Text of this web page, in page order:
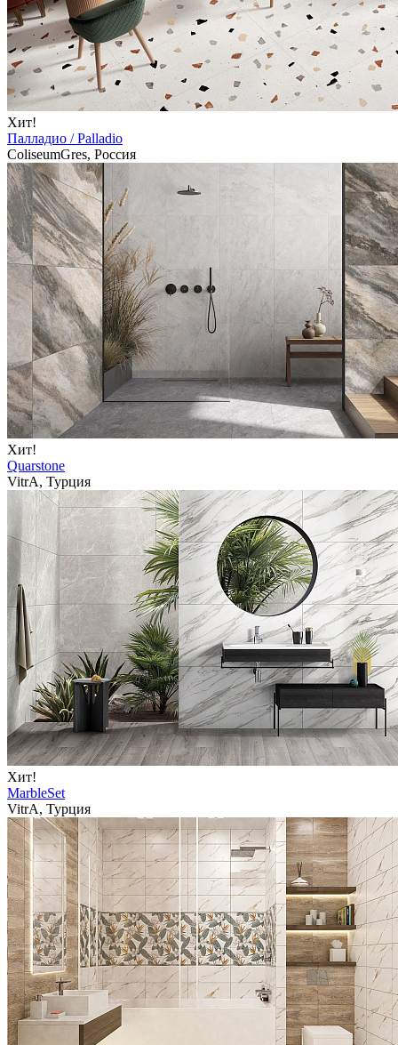
Хит!
Палладио / Palladio
ColiseumGres, Россия
Хит!
Quarstone
VitrA, Турция
Хит!
MarbleSet
VitrA, Турция